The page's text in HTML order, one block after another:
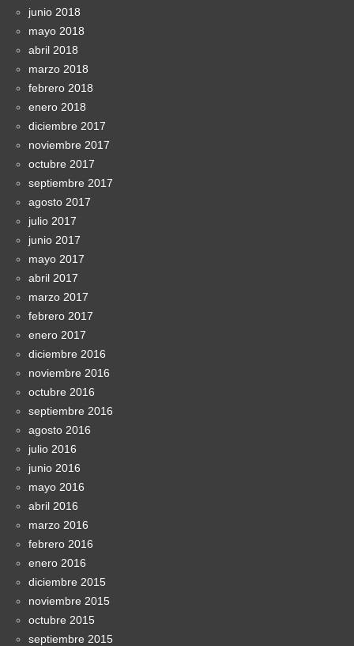
junio 2018
mayo 2018
abril 2018
marzo 2018
febrero 2018
enero 2018
diciembre 2017
noviembre 2017
octubre 2017
septiembre 2017
agosto 2017
julio 2017
junio 2017
mayo 2017
abril 2017
marzo 2017
febrero 2017
enero 2017
diciembre 2016
noviembre 2016
octubre 2016
septiembre 2016
agosto 2016
julio 2016
junio 2016
mayo 2016
abril 2016
marzo 2016
febrero 2016
enero 2016
diciembre 2015
noviembre 2015
octubre 2015
septiembre 2015